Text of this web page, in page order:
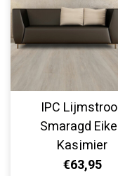
IPC
Smaragd
Kasjmier
336355905
€63,95